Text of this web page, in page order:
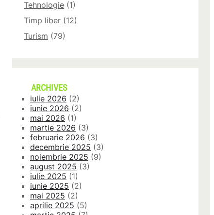
Tehnologie (1)
Timp liber (12)
Turism (79)
ARCHIVES
iulie 2026 (2)
iunie 2026 (2)
mai 2026 (1)
martie 2026 (3)
februarie 2026 (3)
decembrie 2025 (3)
noiembrie 2025 (9)
august 2025 (3)
iulie 2025 (1)
iunie 2025 (2)
mai 2025 (2)
aprilie 2025 (5)